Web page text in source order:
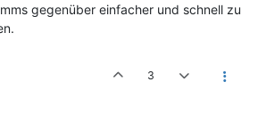
gegenüber einfacher und schnell zu
3